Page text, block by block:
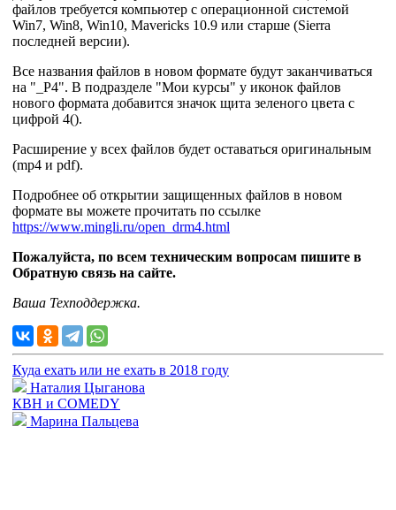
файлов требуется компьютер с операционной системой
Win7, Win8, Win10, Mavericks 10.9 или старше (Sierra
последней версии).
Все названия файлов в новом формате будут заканчиваться
на "_P4". В подразделе "Мои курсы" у иконок файлов
нового формата добавится значок щита зеленого цвета с
цифрой 4().
Расширение у всех файлов будет оставаться оригинальным
(mp4 и pdf).
Подробнее об открытии защищенных файлов в новом
формате вы можете прочитать по ссылке
https://www.mingli.ru/open_drm4.html
Пожалуйста, по всем техническим вопросам пишите в
Обратную связь на сайте.
Ваша Техподдержка.
Куда ехать или не ехать в 2018 году
Наталия Цыганова
КВН и COMEDY
Марина Пальцева